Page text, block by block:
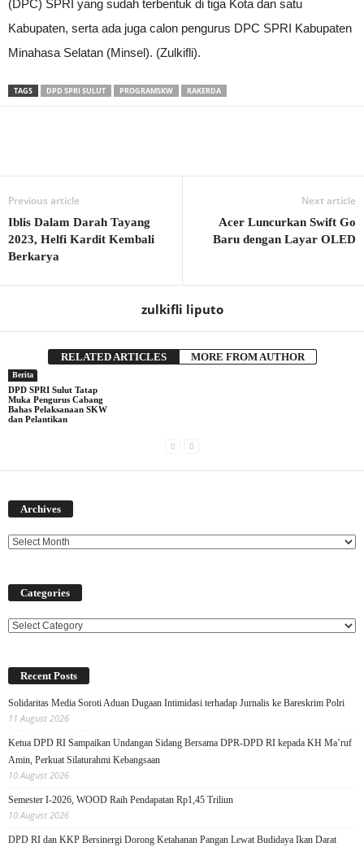
(DPC) SPRI yang sudah terbentuk di tiga Kota dan satu
Kabupaten, serta ada juga calon pengurus DPC SPRI Kabupaten
Minahasa Selatan (Minsel). (Zulkifli).
TAGS DPD SPRI SULUT PROGRAMSKW RAKERDA
Previous article
Iblis Dalam Darah Tayang
2023, Helfi Kardit Kembali
Berkarya
Next article
Acer Luncurkan Swift Go
Baru dengan Layar OLED
zulkifli liputo
RELATED ARTICLES MORE FROM AUTHOR
Berita
DPD SPRI Sulut Tatap
Muka Pengurus Cabang
Bahas Pelaksanaan SKW
dan Pelantikan
Archives
Categories
Categories
Recent Posts
Solidaritas Media Soroti Aduan Dugaan Intimidasi terhadap Jurnalis ke Bareskrim Polri
11 August 2026
Ketua DPD RI Sampaikan Undangan Sidang Bersama DPR-DPD RI kepada KH Ma’ruf
Amin, Perkuat Silaturahmi Kebangsaan
10 August 2026
Semester I-2026, WOOD Raih Pendapatan Rp1,45 Triliun
10 August 2026
DPD RI dan KKP Bersinergi Dorong Ketahanan Pangan Lewat Budidaya Ikan Darat